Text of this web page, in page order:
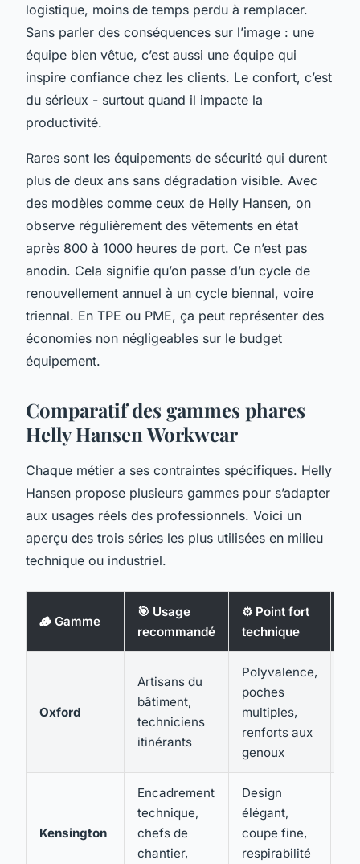
logistique, moins de temps perdu à remplacer.
Sans parler des conséquences sur l’image : une
équipe bien vêtue, c’est aussi une équipe qui
inspire confiance chez les clients. Le confort, c’est
du sérieux - surtout quand il impacte la
productivité.
Rares sont les équipements de sécurité qui durent
plus de deux ans sans dégradation visible. Avec
des modèles comme ceux de Helly Hansen, on
observe régulièrement des vêtements en état
après 800 à 1000 heures de port. Ce n’est pas
anodin. Cela signifie qu’on passe d’un cycle de
renouvellement annuel à un cycle biennal, voire
triennal. En TPE ou PME, ça peut représenter des
économies non négligeables sur le budget
équipement.
Comparatif des gammes phares
Helly Hansen Workwear
Chaque métier a ses contraintes spécifiques. Helly
Hansen propose plusieurs gammes pour s’adapter
aux usages réels des professionnels. Voici un
aperçu des trois séries les plus utilisées en milieu
technique ou industriel.
🪵 Gamme
🎯 Usage
recommandé
⚙️ Point fort
technique
Oxford
Artisans du
bâtiment,
techniciens
itinérants
Polyvalence,
poches
multiples,
renforts aux
genoux
Kensington
Encadrement
technique,
chefs de
chantier,
Design
élégant,
coupe fine,
respirabilité